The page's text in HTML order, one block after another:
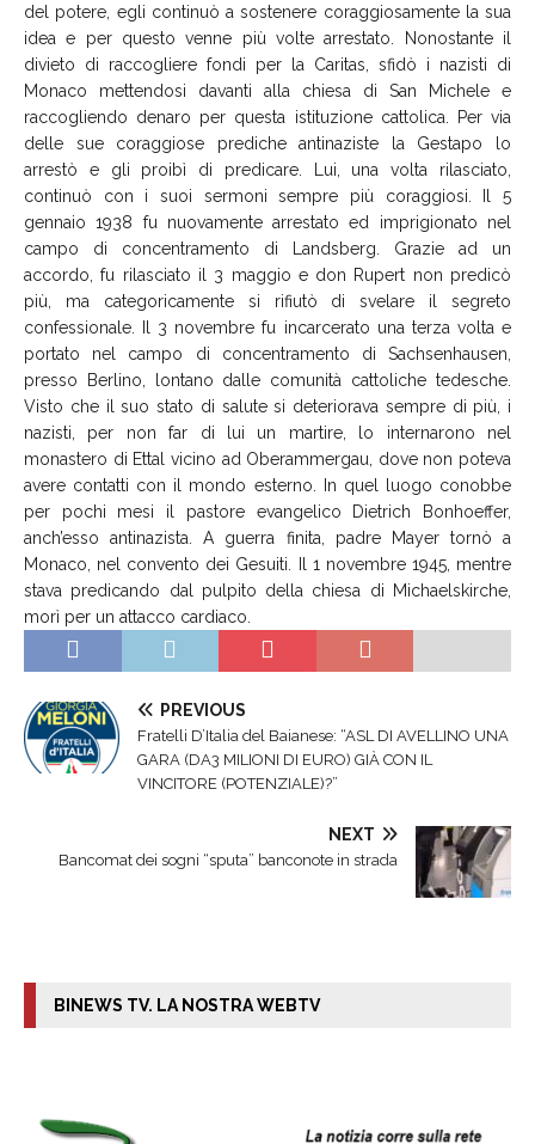
del potere, egli continuò a sostenere coraggiosamente la sua
idea e per questo venne più volte arrestato. Nonostante il
divieto di raccogliere fondi per la Caritas, sfidò i nazisti di
Monaco mettendosi davanti alla chiesa di San Michele e
raccogliendo denaro per questa istituzione cattolica. Per via
delle sue coraggiose prediche antinaziste la Gestapo lo
arrestò e gli proibì di predicare. Lui, una volta rilasciato,
continuò con i suoi sermoni sempre più coraggiosi. Il 5
gennaio 1938 fu nuovamente arrestato ed imprigionato nel
campo di concentramento di Landsberg. Grazie ad un
accordo, fu rilasciato il 3 maggio e don Rupert non predicò
più, ma categoricamente si rifiutò di svelare il segreto
confessionale. Il 3 novembre fu incarcerato una terza volta e
portato nel campo di concentramento di Sachsenhausen,
presso Berlino, lontano dalle comunità cattoliche tedesche.
Visto che il suo stato di salute si deteriorava sempre di più, i
nazisti, per non far di lui un martire, lo internarono nel
monastero di Ettal vicino ad Oberammergau, dove non poteva
avere contatti con il mondo esterno. In quel luogo conobbe
per pochi mesi il pastore evangelico Dietrich Bonhoeffer,
anch’esso antinazista. A guerra finita, padre Mayer tornò a
Monaco, nel convento dei Gesuiti. Il 1 novembre 1945, mentre
stava predicando dal pulpito della chiesa di Michaelskirche,
morì per un attacco cardiaco.
PREVIOUS
Fratelli D’Italia del Baianese: “ASL DI AVELLINO UNA
GARA (DA3 MILIONI DI EURO) GIÀ CON IL
VINCITORE (POTENZIALE)?”
NEXT
Bancomat dei sogni “sputa” banconote in strada
BINEWS TV. LA NOSTRA WEBTV